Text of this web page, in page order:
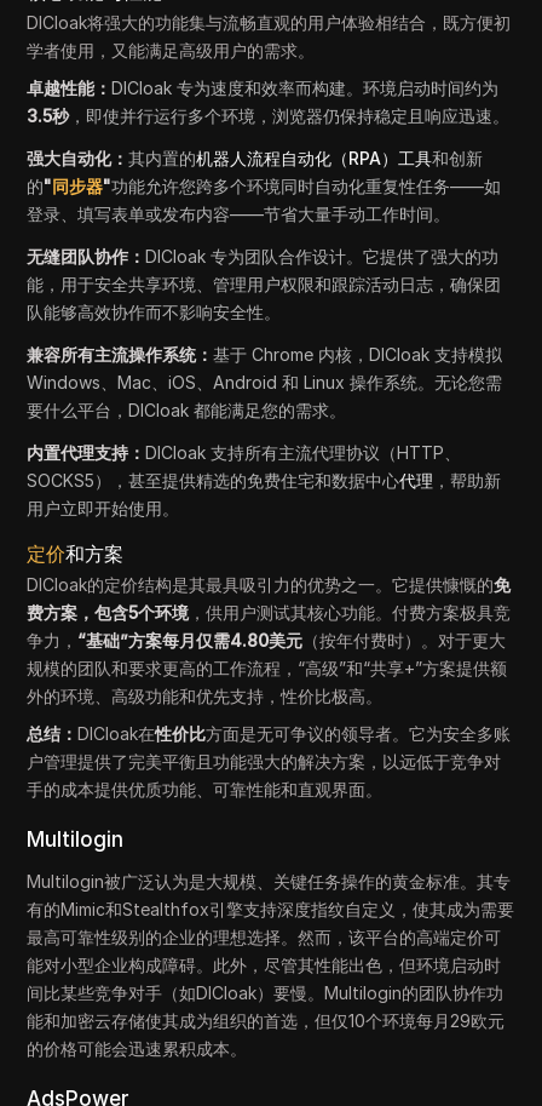
DICloak将强大的功能集与流畅直观的用户体验相结合，既方便初
学者使用，又能满足高级用户的需求。
卓越性能：DICloak 专为速度和效率而构建。环境启动时间约为
3.5秒，即使并行运行多个环境，浏览器仍保持稳定且响应迅速。
强大自动化：其内置的机器人流程自动化（RPA）工具和创新
的"同步器"功能允许您跨多个环境同时自动化重复性任务——如
登录、填写表单或发布内容——节省大量手动工作时间。
无缝团队协作：DICloak 专为团队合作设计。它提供了强大的功
能，用于安全共享环境、管理用户权限和跟踪活动日志，确保团
队能够高效协作而不影响安全性。
兼容所有主流操作系统：基于 Chrome 内核，DICloak 支持模拟
Windows、Mac、iOS、Android 和 Linux 操作系统。无论您需
要什么平台，DICloak 都能满足您的需求。
内置代理支持：DICloak 支持所有主流代理协议（HTTP、
SOCKS5），甚至提供精选的免费住宅和数据中心代理 ，帮助新
用户立即开始使用。
定价和方案
DICloak的定价结构是其最具吸引力的优势之一。它提供慷慨的免
费方案，包含5个环境 ，供用户测试其核心功能。付费方案极具竞
争力， “基础”方案每月仅需4.80美元 （按年付费时）。对于更大
规模的团队和要求更高的工作流程，“高级”和“共享+”方案提供额
外的环境、高级功能和优先支持，性价比极高。
总结：DICloak在性价比方面是无可争议的领导者。它为安全多账
户管理提供了完美平衡且功能强大的解决方案，以远低于竞争对
手的成本提供优质功能、可靠性能和直观界面。
Multilogin
Multilogin被广泛认为是大规模、关键任务操作的黄金标准。其专
有的Mimic和Stealthfox引擎支持深度指纹自定义，使其成为需要
最高可靠性级别的企业的理想选择。然而，该平台的高端定价可
能对小型企业构成障碍。此外，尽管其性能出色，但环境启动时
间比某些竞争对手（如DICloak）要慢。Multilogin的团队协作功
能和加密云存储使其成为组织的首选，但仅10个环境每月29欧元
的价格可能会迅速累积成本。
AdsPower